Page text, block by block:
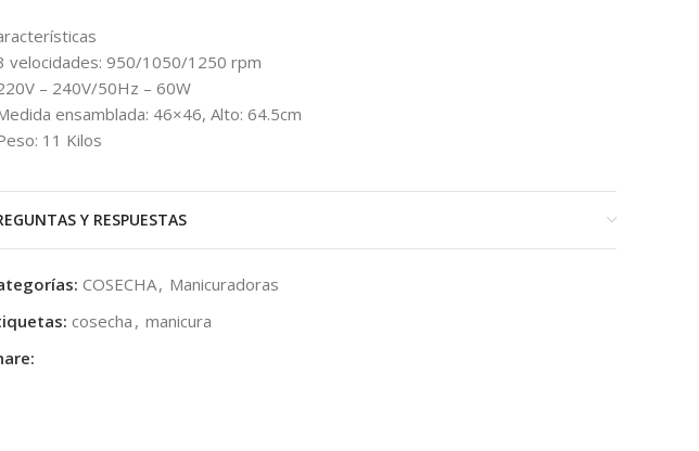
velocidades: 950/1050/1250 rpm
– 240V/50Hz – 60W
ensamblada: 46×46, Alto: 64.5cm
11 Kilos
Y RESPUESTAS
COSECHA, Manicuradoras
cosecha , manicura